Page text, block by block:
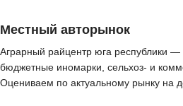
Местный авторынок
Аграрный райцентр юга республики
бюджетные иномарки, сельхоз- и
Оцениваем по актуальному рынку на